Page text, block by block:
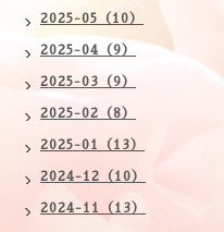
2025-05（10）
2025-04（9）
2025-03（9）
2025-02（8）
2025-01（13）
2024-12（10）
2024-11（13）